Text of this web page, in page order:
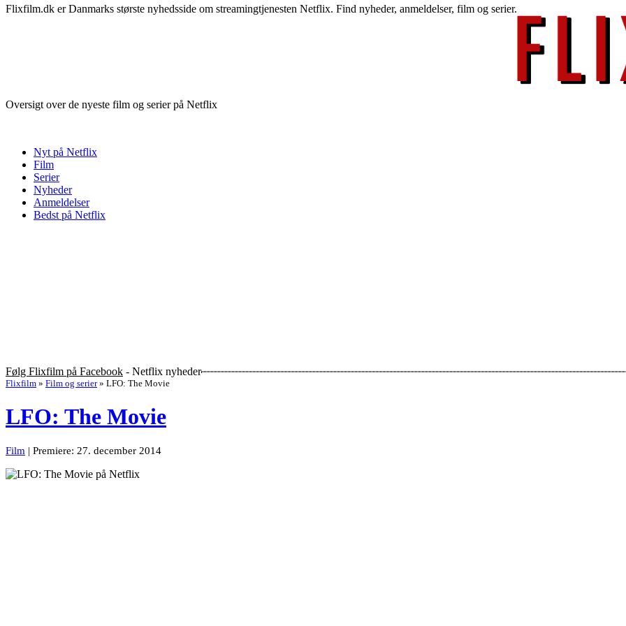
Flixfilm.dk er Danmarks største nyhedsside om streamingtjenesten Netflix. Find nyheder, anmeldelser, film og serier.
Oversigt over de nyeste film og serier på Netflix
Nyt på Netflix
Film
Serier
Nyheder
Anmeldelser
Bedst på Netflix
Følg Flixfilm på Facebook - Netflix nyheder
Flixfilm » Film og serier » LFO: The Movie
LFO: The Movie
Film | Premiere: 27. december 2014